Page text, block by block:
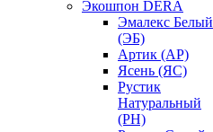
Экошпон DERA
Эмалекс Белый
(ЭБ)
Артик (АР)
Ясень (ЯС)
Рустик
Натуральный
(РН)